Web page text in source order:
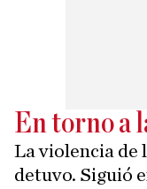
En torno a
La violencia de
detuvo. Siguió